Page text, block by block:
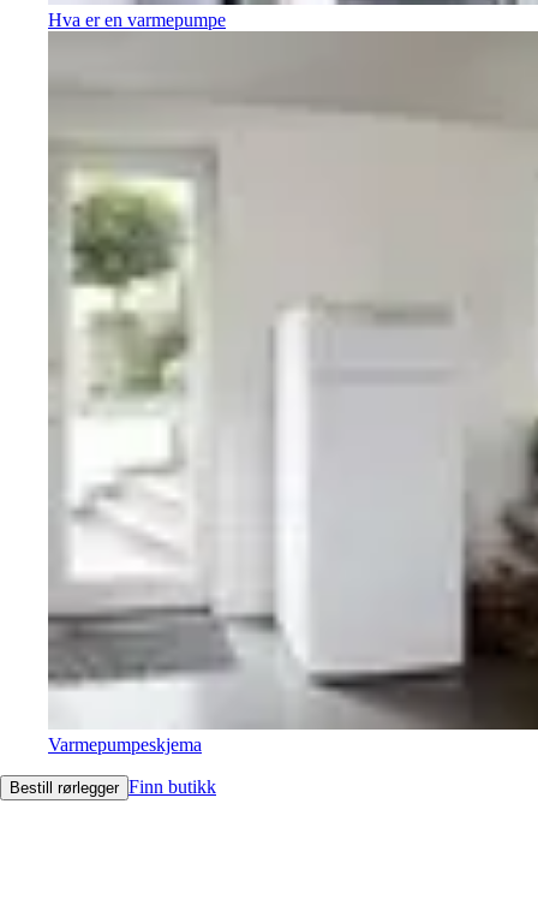
Hva er en varmepumpe
Varmepumpeskjema
Bestill rørlegger Finn butikk